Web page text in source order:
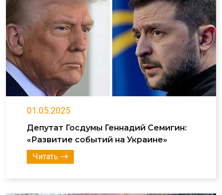
01.05.2025
Депутат Госдумы Геннадий Семигин:
«Развитие событий на Украине»
Читать